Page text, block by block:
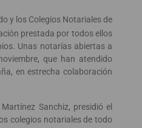
y los Colegios Notariales de
prestada por todos ellos
Unas notarías abiertas a
que han atendido
en estrecha colaboración
Sanchiz, presidió el
colegios notariales de todo